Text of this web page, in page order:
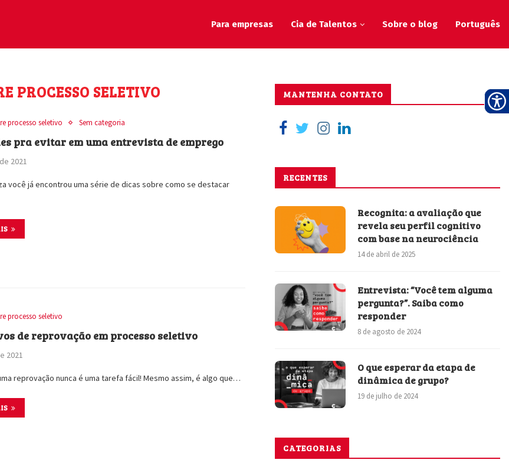
Para empresas Cia de Talentos Sobre o blog Português
PROCESSO SELETIVO
processo seletivo Sem categoria
pra evitar em uma entrevista de emprego
2021
você já encontrou uma série de dicas sobre como se destacar
processo seletivo
de reprovação em processo seletivo
2021
reprovação nunca é uma tarefa fácil! Mesmo assim, é algo que…
MANTENHA CONTATO
RECENTES
Recognita: a avaliação que
revela seu perfil cognitivo
com base na neurociência
14 de abril de 2025
Entrevista: “Você tem alguma
pergunta?”. Saiba como
responder
8 de agosto de 2024
O que esperar da etapa de
dinâmica de grupo?
19 de julho de 2024
CATEGORIAS